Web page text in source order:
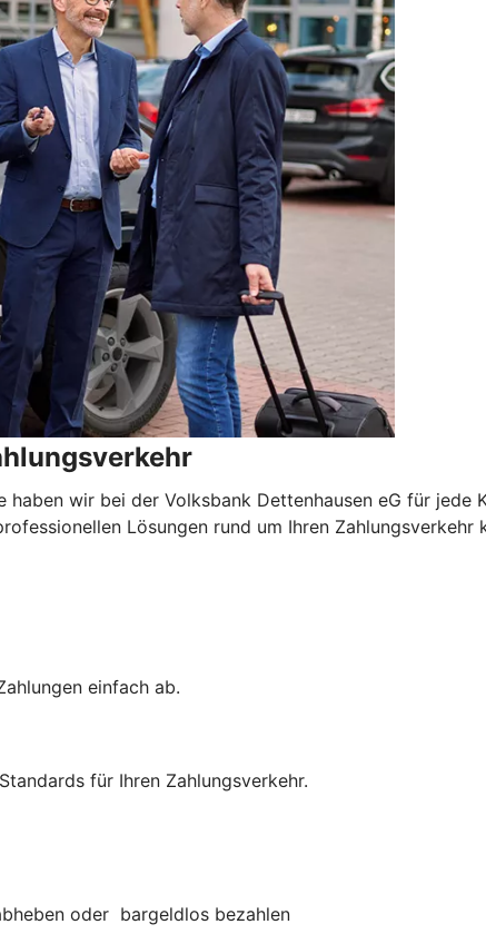
haben wir bei der Volksbank Dettenhausen eG für
Lösungen rund um Ihren
einfach ab.
für Ihren Zahlungsverkehr.
oder bargeldlos bezahlen